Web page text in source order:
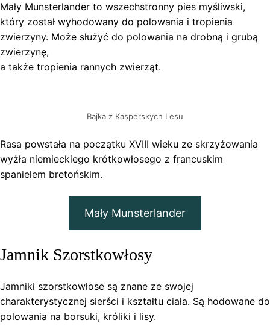
Mały Munsterlander to wszechstronny pies myśliwski,
który został wyhodowany do polowania i tropienia
zwierzyny. Może służyć do polowania na drobną i grubą
zwierzynę,
a także tropienia rannych zwierząt.
Bajka z Kasperskych Lesu
Rasa powstała na początku XVIII wieku ze skrzyżowania
wyżła niemieckiego krótkowłosego z francuskim
spanielem bretońskim.
Mały Munsterlander
Jamnik Szorstkowłosy
Jamniki szorstkowłose są znane ze swojej
charakterystycznej sierści i kształtu ciała. Są hodowane do
polowania na borsuki, króliki i lisy.